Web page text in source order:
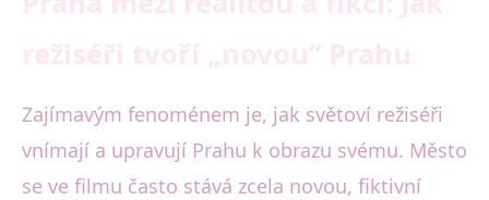
Zajímavým fenoménem je, jak světoví režiséři
vnímají a upravují Prahu k obrazu svému. Město
se ve filmu často stává zcela novou, fiktivní